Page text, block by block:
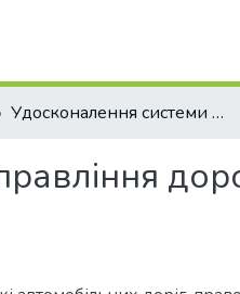
Удосконалення системи державного управління дорожнім господарством України